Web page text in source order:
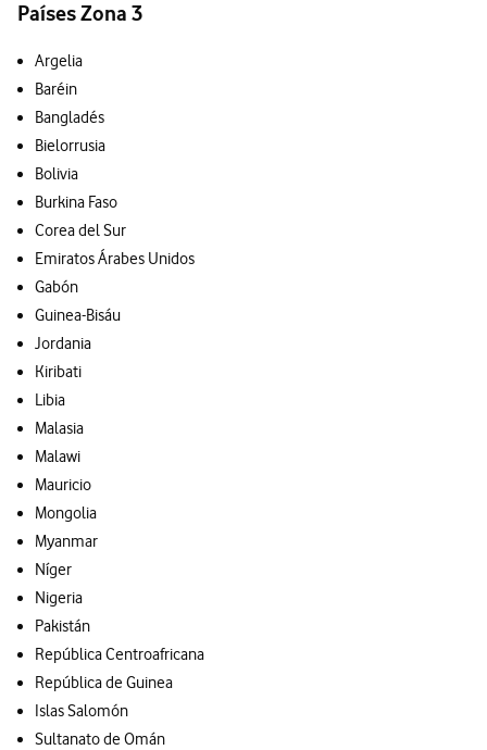
Países Zona 3
Argelia
Baréin
Bangladés
Bielorrusia
Bolivia
Burkina Faso
Corea del Sur
Emiratos Árabes Unidos
Gabón
Guinea-Bisáu
Jordania
Kiribati
Libia
Malasia
Malawi
Mauricio
Mongolia
Myanmar
Níger
Nigeria
Pakistán
República Centroafricana
República de Guinea
Islas Salomón
Sultanato de Omán